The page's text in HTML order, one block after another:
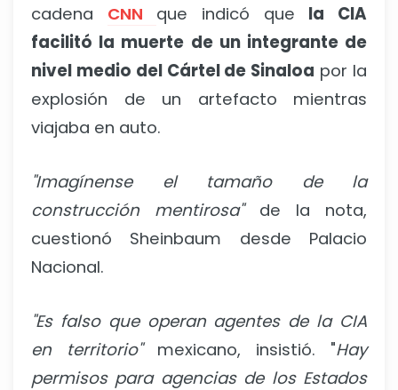
cadena CNN que indicó que la CIA
facilitó la muerte de un integrante de
nivel medio del Cártel de Sinaloa por la
explosión de un artefacto mientras
viajaba en auto.
"Imagínense el tamaño de la
construcción mentirosa" de la nota,
cuestionó Sheinbaum desde Palacio
Nacional.
"Es falso que operan agentes de la CIA
en territorio" mexicano, insistió. "Hay
permisos para agencias de los Estados